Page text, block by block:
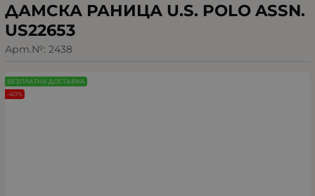
ДАМСКА РАНИЦА U.S. POLO ASSN.
US22653
Арт.№: 2438
БЕЗПЛАТНА ДОСТАВКА
-40%